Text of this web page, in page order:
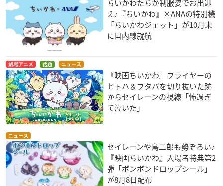
ちいかわたちが制服姿でお出迎
え♪『ちいかわ』×ANAの特別機
「ちいかわジェット」が10月末
に国内線就航
劇場アニメ 話題 ニュース
『映画ちいかわ』フライヤーの
ヒトハ＆フタバを切り抜いた跡
からセイレーンの視線「怖過ぎ
て泣いた」
ニュース
セイレーンや島二郎も勢ぞろい♪
『映画ちいかわ』入場者特典第2
弾「ボンボンドロップシール」
が8月8日配布